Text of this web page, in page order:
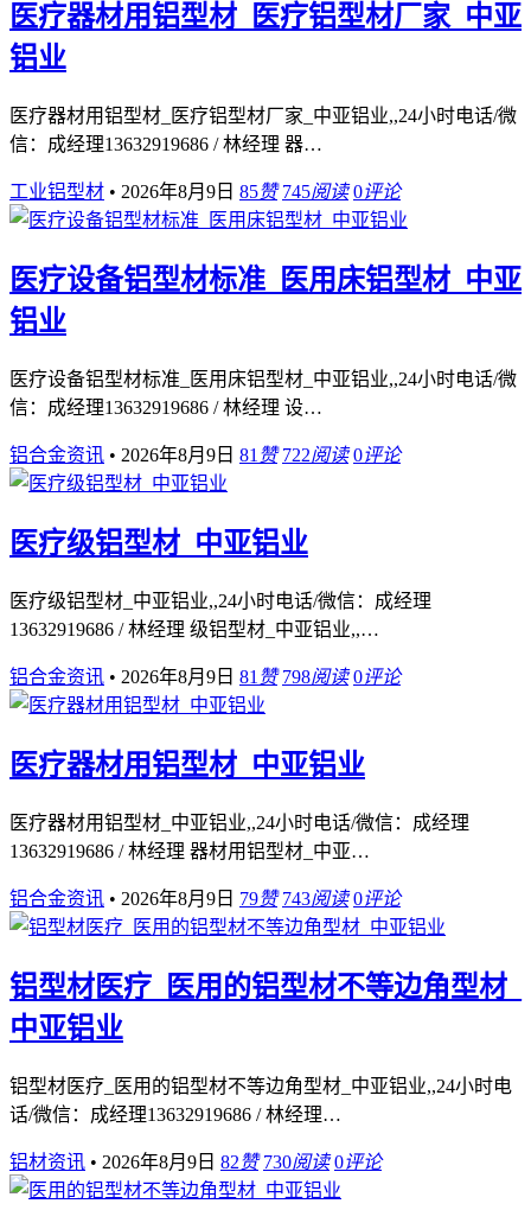
医疗器材用铝型材_医疗铝型材厂家_中亚
铝业
医疗器材用铝型材_医疗铝型材厂家_中亚铝业,,24小时电话/微
信：成经理13632919686 / 林经理 器…
工业铝型材 • 2026年8月9日 85赞 745阅读 0评论
医疗设备铝型材标准_医用床铝型材_中亚
铝业
医疗设备铝型材标准_医用床铝型材_中亚铝业,,24小时电话/微
信：成经理13632919686 / 林经理 设…
铝合金资讯 • 2026年8月9日 81 赞 722阅读 0评论
医疗级铝型材_中亚铝业
医疗级铝型材_中亚铝业,,24小时电话/微信：成经理
13632919686 / 林经理 级铝型材_中亚铝业,,…
铝合金资讯 • 2026年8月9日 81 赞 798阅读 0评论
医疗器材用铝型材_中亚铝业
医疗器材用铝型材_中亚铝业,,24小时电话/微信：成经理
13632919686 / 林经理 器材用铝型材_中亚…
铝合金资讯 • 2026年8月9日 79赞 743阅读 0评论
铝型材医疗_医用的铝型材不等边角型材_
中亚铝业
铝型材医疗_医用的铝型材不等边角型材_中亚铝业,,24小时电
话/微信：成经理13632919686 / 林经理…
铝材资讯 • 2026年8月9日 82赞 730阅读 0评论